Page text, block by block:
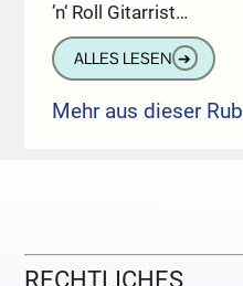
’n‘ Roll Gitarrist…
ALLES LESEN ➔
Mehr aus dieser
RECHTLICHES